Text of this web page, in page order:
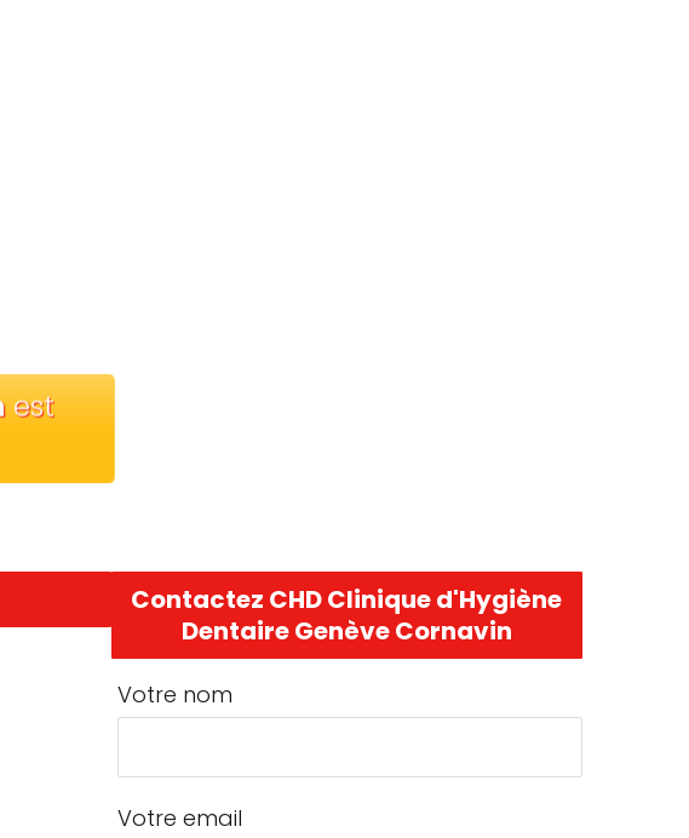
est
Contactez CHD Clinique d'Hygiène
Dentaire Genève Cornavin
Votre nom
Votre email